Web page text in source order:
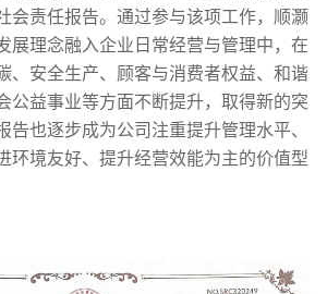
会责任报告。通过参与该项工作，顺灏
展理念融入企业日常经营与管理中，在
、安全生产、顾客与消费者权益、和谐
公益事业等方面不断提升，取得新的突
告也逐步成为公司注重提升管理水平、
环境友好、提升经营效能为主的价值型